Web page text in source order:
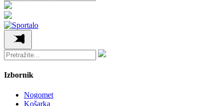
Izbornik
Nogomet
Košarka